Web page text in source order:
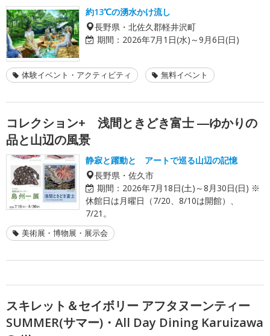
約13℃の湧水かけ流し
長野県・北佐久郡軽井沢町
期間： 2026年7月1日(水)～9月6日(日)
体験イベント・アクティビティ 無料イベント
コレクション+ 浅間ときどき富士 ―ゆかりの
品と山辺の風景
静寂と躍動と アートで巡る山辺の記憶
長野県・佐久市
期間： 2026年7月18日(土)～8月30日(日) ※
休館日は月曜日（7/20、8/10は開館）、
7/21。
美術展・博物展・展示会
スキレット＆セイボリー アフタヌーンティー
SUMMER(サマー)・All Day Dining Karuizawa